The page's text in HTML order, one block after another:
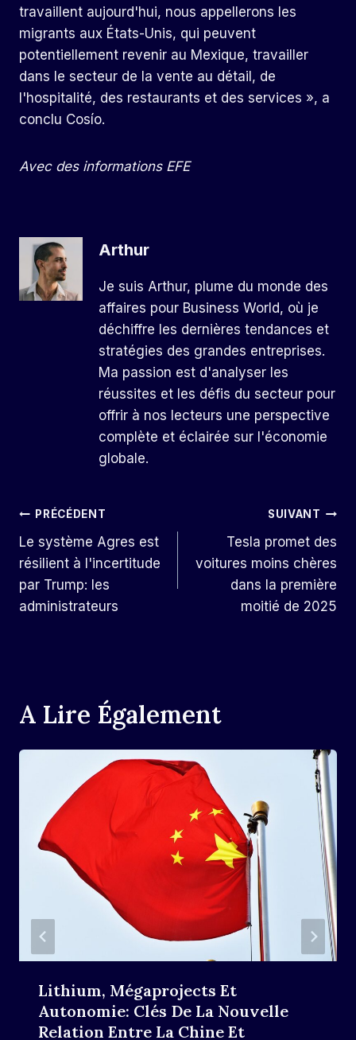
travaillent aujourd'hui, nous appellerons les
migrants aux États-Unis, qui peuvent
potentiellement revenir au Mexique, travailler
dans le secteur de la vente au détail, de
l'hospitalité, des restaurants et des services », a
conclu Cosío.
Avec des informations EFE
Arthur
Je suis Arthur, plume du monde des
affaires pour Business World, où je
déchiffre les dernières tendances et
stratégies des grandes entreprises.
Ma passion est d'analyser les
réussites et les défis du secteur pour
offrir à nos lecteurs une perspective
complète et éclairée sur l'économie
globale.
Navigation
De
L’article
PRÉCÉDENT
Le système Agres est
résilient à l'incertitude
par Trump: les
administrateurs
SUIVANT
Tesla promet des
voitures moins chères
dans la première
moitié de 2025
A Lire Également
Lithium, Mégaprojects Et
Autonomie: Clés De La Nouvelle
Relation Entre La Chine Et